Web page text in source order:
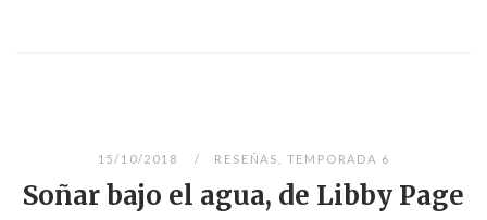
15/10/2018 RESEÑAS TEMPORADA 6
Soñar bajo el agua, de Libby Page